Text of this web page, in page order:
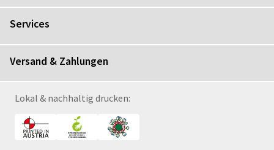
Services
Versand & Zahlungen
Lokal & nachhaltig drucken: